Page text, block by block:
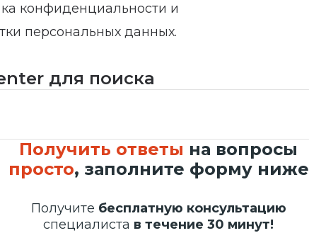
конфиденциальности и
персональных данных.
для поиска
Получить ответы на вопросы
просто, заполните форму ниже
Получите бесплатную консультацию
специалиста в течение 30 минут!